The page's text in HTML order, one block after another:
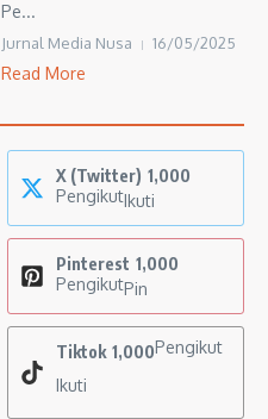
Pe...
Jurnal Media Nusa 16/05/2025
Read More
X (Twitter) 1,000
PengikutIkuti
Pinterest 1,000
PengikutPin
Tiktok 1,000Pengikut
Ikuti